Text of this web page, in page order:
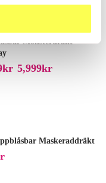
Monsterdräkt –
Kr– 5,999Kr
Maskeraddräkt